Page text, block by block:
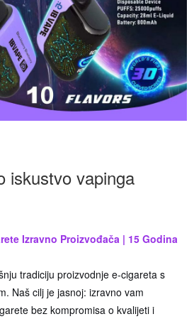
iskustvo vapinga
Izravno Proizvođača | 15 Godina
tradiciju proizvodnje e-cigareta s
Naš cilj je jasnoj: izravno vam
bez kompromisa o kvalijeti i